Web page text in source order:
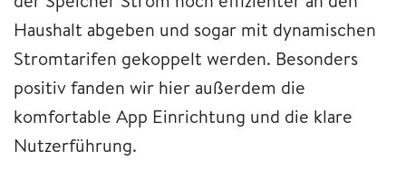
Haushalt abgeben und sogar mit dynamischen
Stromtarifen gekoppelt werden. Besonders
positiv fanden wir hier außerdem die
komfortable App Einrichtung und die klare
Nutzerführung.